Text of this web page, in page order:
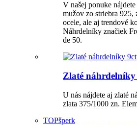
V našej ponuke
mužov zo striebra 925,
ocele, ale aj trendové
Náhrdelníky značiek
de 50.
Zlaté náhrdelníky
U nás nájdete aj zlaté
zlata 375/1000 zn.
TOPšperk